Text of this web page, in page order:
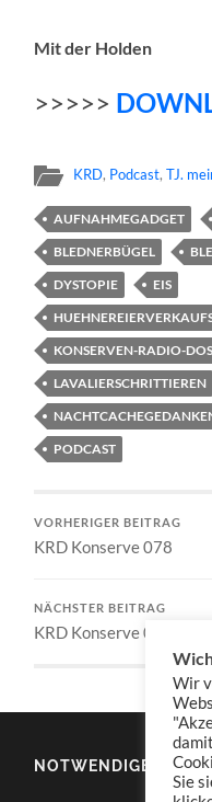
Mit der Holden
>>>>>
KRD, Podcast,TJ.
AUFNAHMEGADGET
BLEDNERBÜGEL
DYSTOPIE
EIS
KONSERVEN-RADIO-
LAVALIERSCHRITTIEREN
PODCAST
VORHERIGER BEITRAG
KRD Konserve 078
NÄCHSTER BEITRAG
KRD Konserve 080
NOTWENDIGES
Wir
Sie